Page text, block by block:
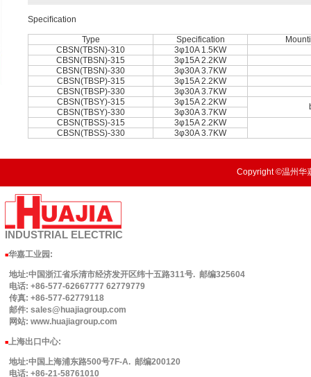
Speciﬁcation
Type Specification
CBSN(TBSN)-310
3φ10A 1.5KW
CBSN(TBSN)-315
3φ15A 2.2KW
CBSN(TBSN)-330
3φ30A 3.7KW
CBSN(TBSP)-315
3φ15A 2.2KW
CBSN(TBSP)-330
3φ30A 3.7KW
CBSN(TBSY)-315
3φ15A 2.2KW
CBSN(TBSY)-330
3φ30A 3.7KW
CBSN(TBSS)-315
3φ15A 2.2KW
CBSN(TBSS)-330
3φ30A 3.7KW
Copyright ©温州华
INDUSTRIAL ELECTRIC
■华嘉工业园 :
地址:中国浙江省乐清市经济发开区纬十五路311号. 邮编325604
电话: +86-577-62667777 62779779
传真: +86-577-62779118
邮件: sales@huajiagroup.com
网站: www.huajiagroup.com
■上海出口中心:
地址:中国上海浦东路500号7F-A. 邮编200120
电话: +86-21-58761010